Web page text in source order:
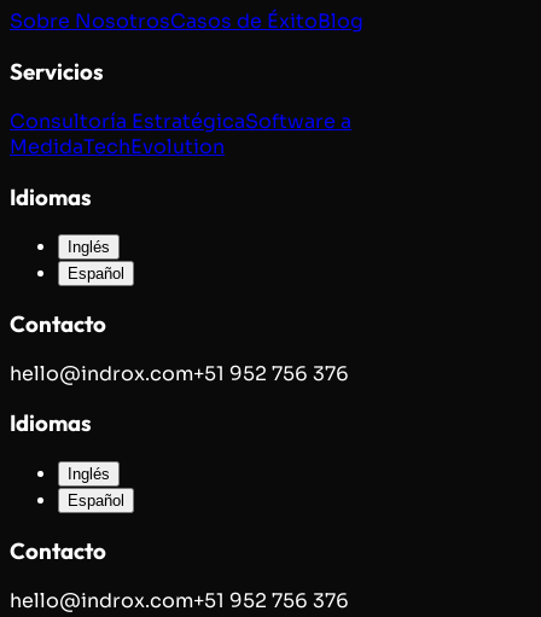
Sobre NosotrosCasos de ÉxitoBlog
Servicios
Consultoría EstratégicaSoftware a
MedidaTechEvolution
Idiomas
Inglés
Español
Contacto
hello@indrox.com+51 952 756 376
Idiomas
Inglés
Español
Contacto
hello@indrox.com+51 952 756 376